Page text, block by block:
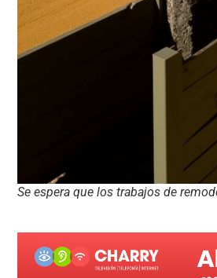
Se espera que los trabajos de